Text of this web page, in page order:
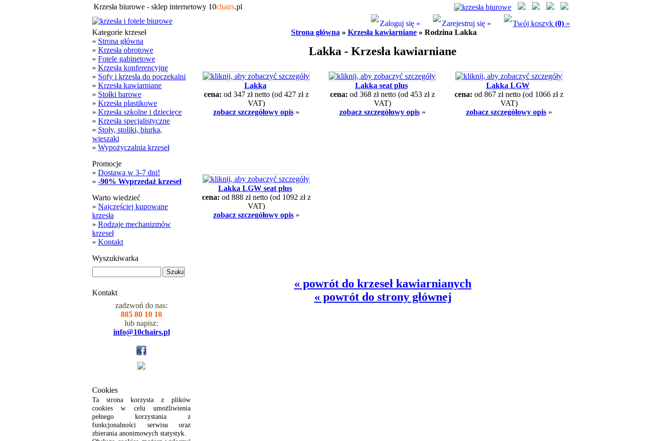
Krzesła biurowe - sklep internetowy 10chairs.pl
Zaloguj się »
Zarejestruj się » Twój koszyk (0) »
Kategorie krzeseł
« Strona główna
» Krzesła obrotowe
» Fotele gabinetowe
» Krzesła konferencyjne
» Sofy i krzesła do poczekalni
» Krzesła kawiarniane
» Stołki barowe
» Krzesła plastikowe
» Krzesła szkolne i dziecięce
» Krzesła specjalistyczne
» Stoły, stoliki, biurka,
wieszaki
» Wypożyczalnia krzeseł
Promocje
» Dostawa w 3-7 dni!
» -90% Wyprzedaż krzeseł
Warto wiedzieć
» Najczęściej kupowane
krzesła
» Rodzaje mechanizmów
krzeseł
» Kontakt
Wyszukiwarka
Kontakt
zadzwoń do nas:
885 80 10 10
lub napisz:
info@10chairs.pl
Cookies
Ta strona korzysta z plików
cookies w celu umożliwienia
pełnego korzystania z
funkcjonalności serwisu oraz
zbierania anonimowych statystyk.
Strona główna » Krzesła kawiarniane» Rodzina Lakka
Lakka - Krzesła kawiarniane
Lakka
cena: od 347 zł netto(od 427 zł z
VAT)
zobacz szczegółowy opis»
Lakka seat plus
cena: od 368 zł netto(od 453 zł z
VAT)
zobacz szczegółowy opis»
Lakka LGW
cena: od 867 zł netto(od 1066 zł z
VAT)
zobacz szczegółowy opis»
Lakka LGW seat plus
cena: od 888 zł netto(od 1092 zł z
VAT)
zobacz szczegółowy opis»
« powrót do krzeseł kawiarnianych
« powrót do strony głównej